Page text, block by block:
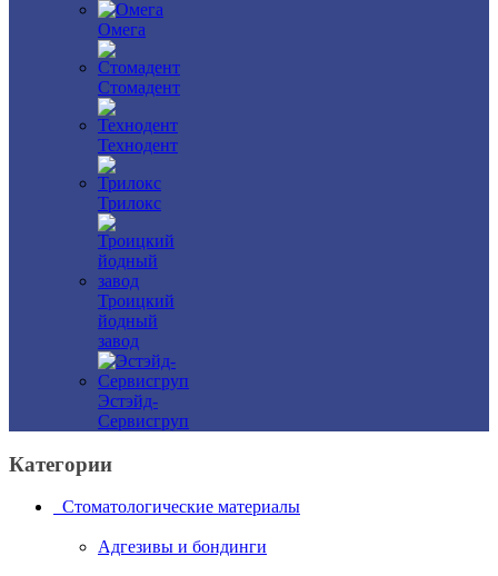
Омега
Стомадент
Технодент
Трилокс
Троицкий
йодный
завод
Эстэйд-
Сервисгруп
Категории
Стоматологические материалы
Адгезивы и бондинги